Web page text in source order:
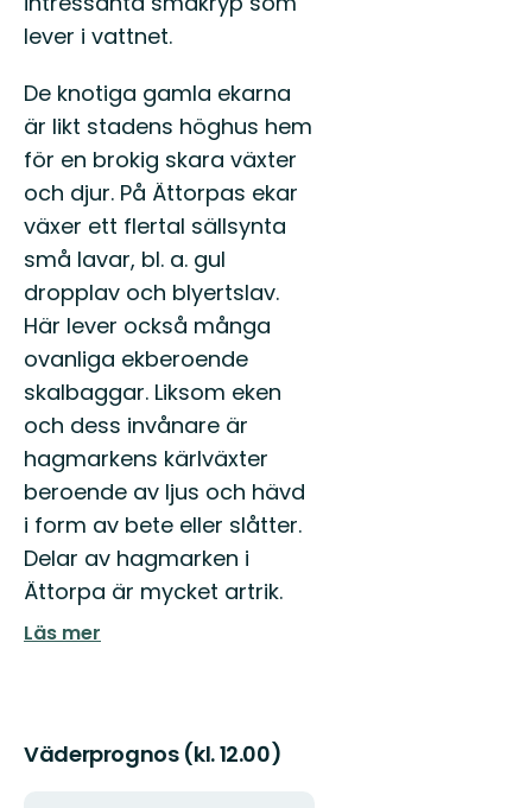
lever i vattnet.
De knotiga gamla ekarna
är likt stadens höghus hem
för en brokig skara växter
och djur. På Ättorpas ekar
växer ett flertal sällsynta
små lavar, bl. a. gul
dropplav och blyertslav.
Här lever också många
ovanliga ekberoende
skalbaggar. Liksom eken
och dess invånare är
hagmarkens kärlväxter
beroende av ljus och hävd
i form av bete eller slåtter.
Delar av hagmarken i
Ättorpa är mycket artrik.
Läs mer
Väderprognos (kl. 12.00)